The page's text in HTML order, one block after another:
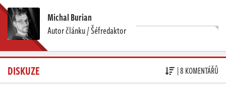
Michal Burian
Autor článku / Šéfredaktor
DISKUZE | 8 KOMENTÁŘŮ